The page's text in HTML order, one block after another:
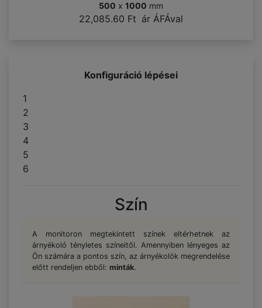
500 x 1000 mm
22,085.60 Ft ár ÁFÁval
Konfiguráció lépései
1
2
3
4
5
6
Szín
A monitoron megtekintett színek eltérhetnek az
árnyékoló tényletes színeitől. Amennyiben lényeges az
Ön számára a pontos szín, az árnyékolók megrendelése
előtt rendeljen ebből: minták.